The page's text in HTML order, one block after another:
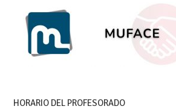
HORARIO DEL PROFESORADO